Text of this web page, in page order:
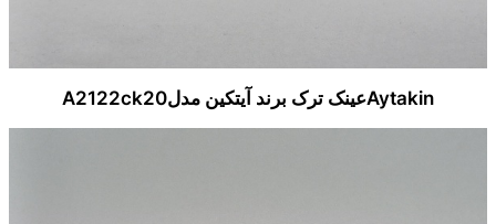
Aytakinعینک ترک برند آیتکین مدلA2122ck20